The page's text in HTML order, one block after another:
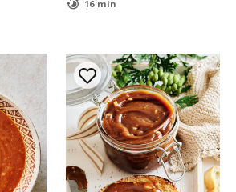
16 min